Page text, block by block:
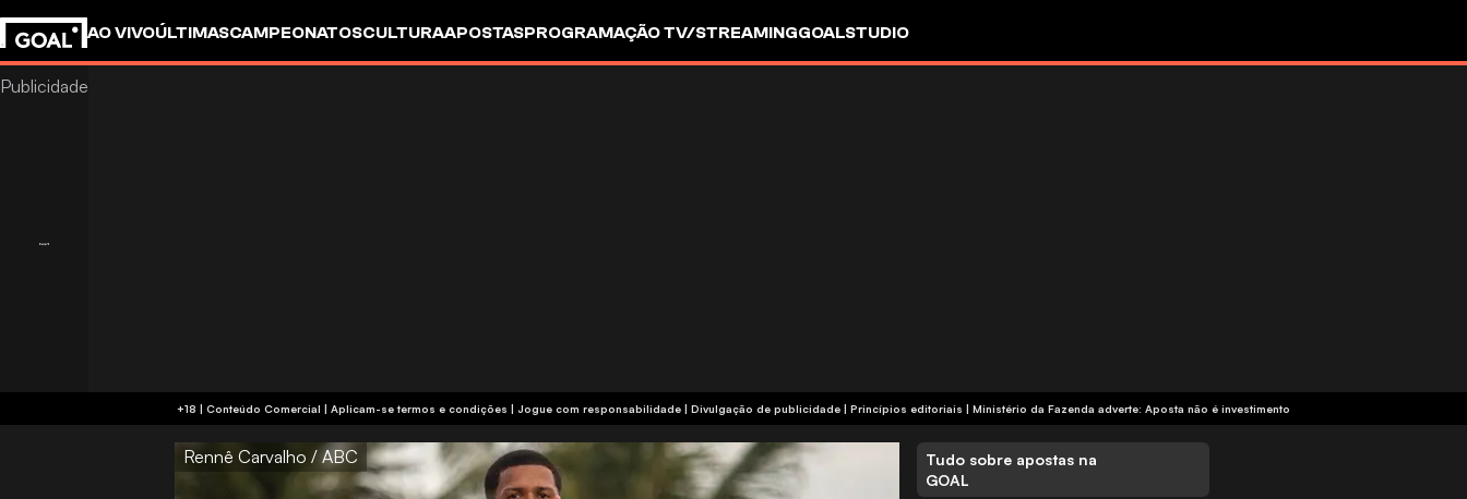
AO VIVOÚLTIMASCAMPEONATOSCULTURAAPOSTASPROGRAMAÇÃO TV/STREAMINGGOALSTUDIO
+18 | Conteúdo Comercial | Aplicam-se termos e condições | Jogue com responsabilidade | Divulgação de publicidade | Princípios editoriais | Ministério da Fazenda adverte: Aposta não é investimento
Rennê Carvalho / ABC
Tudo sobre apostas na
GOAL